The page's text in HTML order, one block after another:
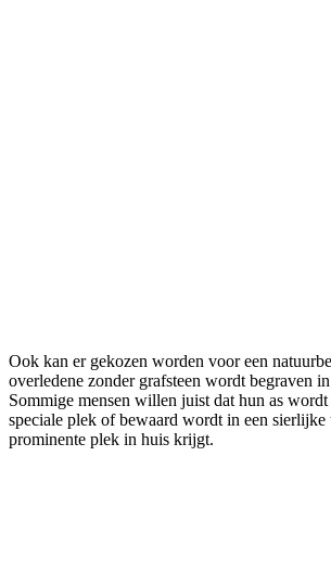
Ook kan er gekozen worden voor een
overledene zonder grafsteen wordt begraven
Sommige mensen willen juist dat hun as
speciale plek of bewaard wordt in een sierlijke
prominente plek in huis krijgt.